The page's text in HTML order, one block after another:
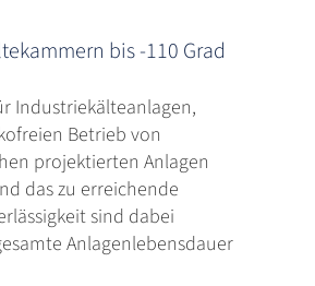
bis -110 Grad
Industriekälteanlagen,
Betrieb von
projektierten Anlagen
das zu erreichende
sind dabei
Anlagenlebensdauer